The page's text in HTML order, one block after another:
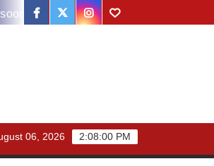
Management Review Meeting:
Facebook
TwitterInstagram
Youtube
2:08:01 PM
06, 2026